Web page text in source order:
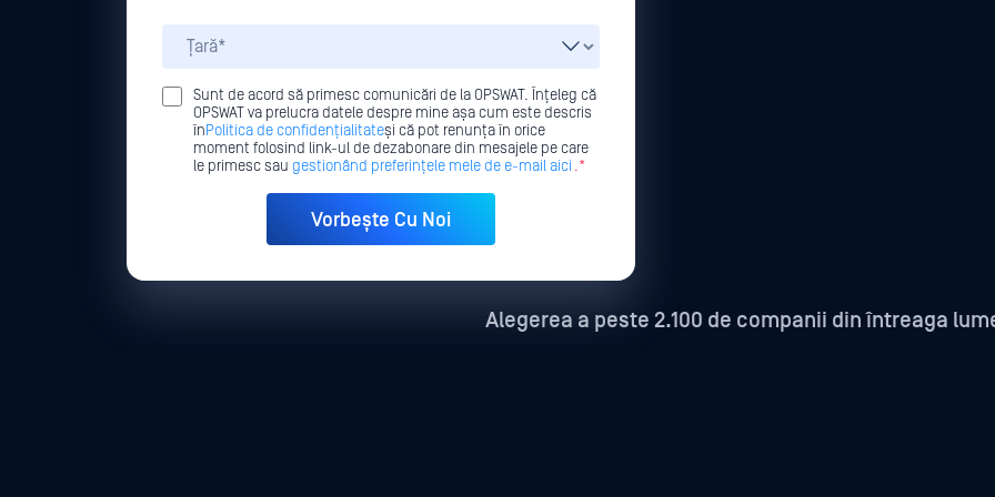
Sunt de acord să primesc comunicări de la OPSWAT. Înțeleg că
OPSWAT va prelucra datele despre mine așa cum este descris
înPolitica de confidențialitateși că pot renunța în orice
moment folosind link-ul de dezabonare din mesajele pe care
le primesc sau gestionând preferințele mele de e-mail aici .*
Alegerea a peste 2.100 de companii din întreaga